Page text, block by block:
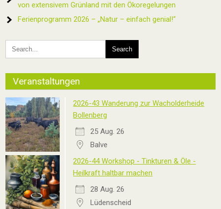
von extensivem Grünland mit den Ökoregelungen
Ferienprogramm 2026 – „Natur – einfach genial!“
Veranstaltungen
2026-43 Wanderung zur Wacholderheide
Bollenberg
25 Aug. 26
Balve
2026-44 Workshop - Tinkturen & Öle -
Heilkraft haltbar machen
28 Aug. 26
Lüdenscheid